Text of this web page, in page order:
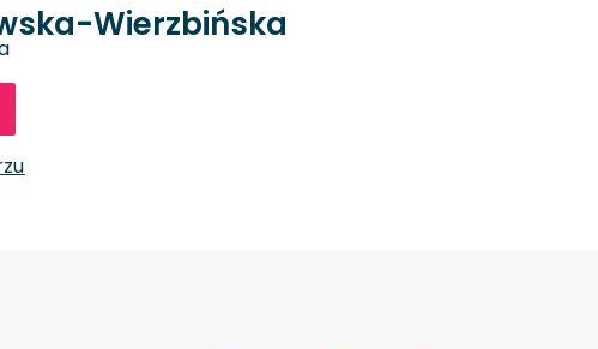
Wierzbińska